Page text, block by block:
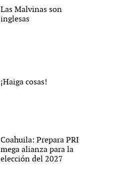
Las Malvinas son
inglesas
¡Haiga cosas!
Coahuila: Prepara PRI
mega alianza para la
elección del 2027